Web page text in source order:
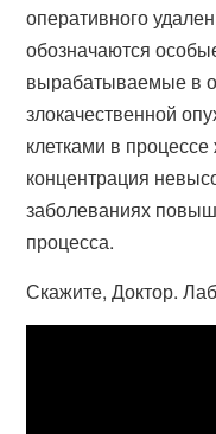
оперативного
обозначаются
вырабатываемые в
злокачественной
клетками в
концентрация
заболеваниях
процесса.
Скажите, Доктор.